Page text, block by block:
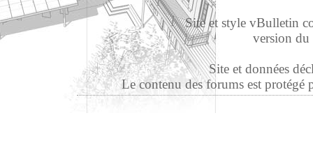
Site et style vBulletin
version
Site et données
Le contenu des forums est protégé